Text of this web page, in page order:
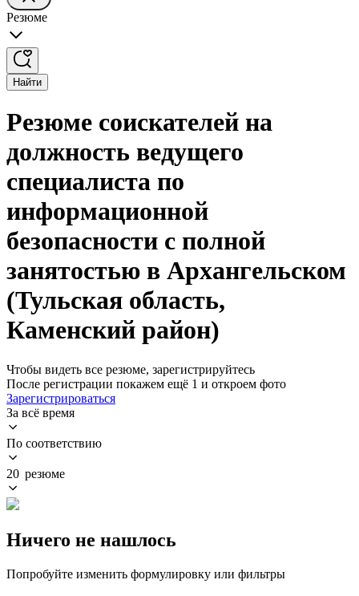
Резюме
Найти
Резюме соискателей на
должность ведущего
специалиста по
информационной
безопасности с полной
занятостью в Архангельском
(Тульская область,
Каменский район)
Чтобы видеть все резюме, зарегистрируйтесь
После регистрации покажем ещё 1 и откроем фото
Зарегистрироваться
За всё время
По соответствию
20 резюме
Ничего не нашлось
Попробуйте изменить формулировку или фильтры